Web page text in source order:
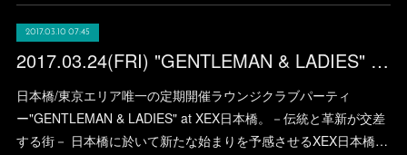
2017.03.10 07:45
2017.03.24(FRI) "GENTLEMAN & LADIES" at XEX日本橋
日本橋/東京エリア唯一の定期開催ラウンジクラブパーティ
ー"GENTLEMAN & LADIES" at XEX日本橋。－伝統と革新が交差
する街－ 日本橋に於いて新たな始まりを予感させるXEX日本橋…